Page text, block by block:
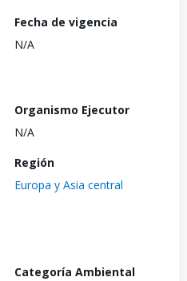
Fecha de vigencia
N/A
Organismo Ejecutor
N/A
Región
Europa y Asia central
Categoría Ambiental